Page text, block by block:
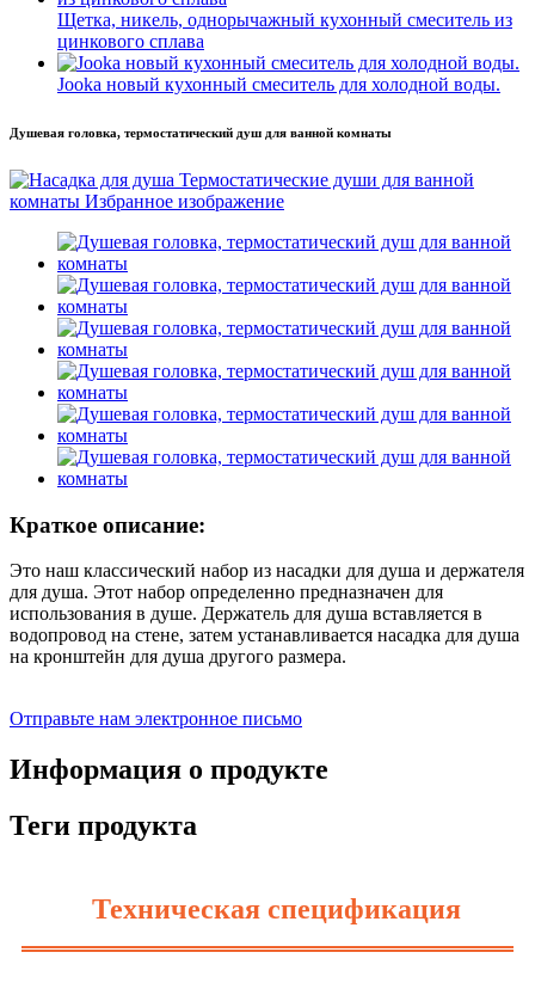
Щетка, никель, однорычажный кухонный смеситель из
цинкового сплава
Jooka новый кухонный смеситель для холодной воды.
Душевая головка, термостатический душ для ванной комнаты
Краткое описание:
Это наш классический набор из насадки для душа и держателя
для душа. Этот набор определенно предназначен для
использования в душе. Держатель для душа вставляется в
водопровод на стене, затем устанавливается насадка для душа
на кронштейн для душа другого размера.
Отправьте нам электронное письмо
Информация о продукте
Теги продукта
Техническая спецификация